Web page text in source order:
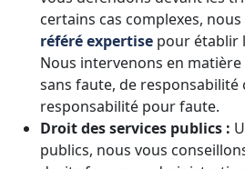
certains cas complexes,
référé expertise pour établir
Nous intervenons en
sans faute, de
responsabilité pour faute.
Droit des services publics :
publics, nous vous